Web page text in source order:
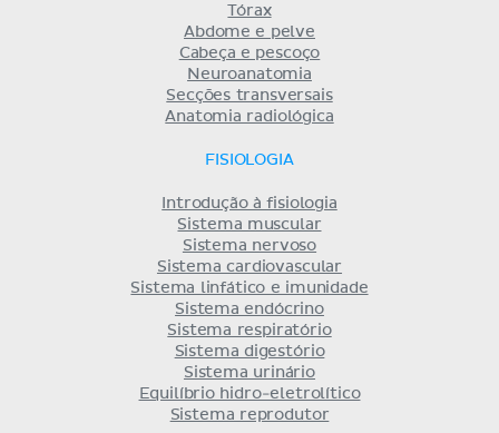
Tórax
Abdome e pelve
Cabeça e pescoço
Neuroanatomia
Secções transversais
Anatomia radiológica
FISIOLOGIA
Introdução à fisiologia
Sistema muscular
Sistema nervoso
Sistema cardiovascular
Sistema linfático e imunidade
Sistema endócrino
Sistema respiratório
Sistema digestório
Sistema urinário
Equilíbrio hidro-eletrolítico
Sistema reprodutor